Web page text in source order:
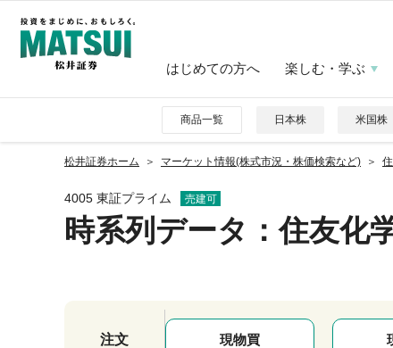
はじめての方へ 楽しむ・学ぶ
商品一覧 日本株 米国株
松井証券ホーム マーケット情報(株式市況・株価検索など)
4005 東証プライム 売建可
時系列データ ：住友化
注文 現物買